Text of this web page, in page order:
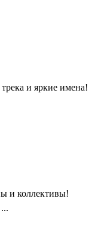
и яркие имена!
и коллективы!